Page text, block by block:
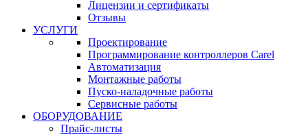
Лицензии и сертификаты
Отзывы
УСЛУГИ
Проектирование
Программирование контроллеров Carel
Автоматизация
Монтажные работы
Пуско-наладочные работы
Сервисные работы
ОБОРУДОВАНИЕ
Прайс-листы